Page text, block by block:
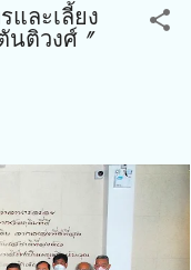
และเลี้ยง
นติวงศ์ "